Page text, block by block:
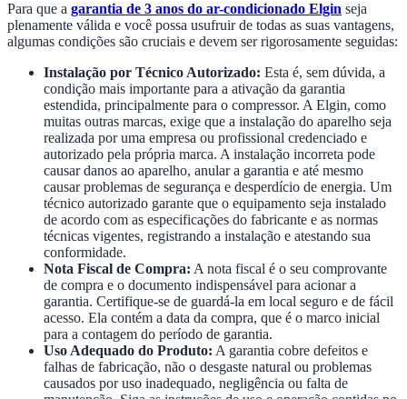
Para que a garantia de 3 anos do ar-condicionado Elgin seja
plenamente válida e você possa usufruir de todas as suas vantagens,
algumas condições são cruciais e devem ser rigorosamente seguidas:
Instalação por Técnico Autorizado: Esta é, sem dúvida, a
condição mais importante para a ativação da garantia
estendida, principalmente para o compressor. A Elgin, como
muitas outras marcas, exige que a instalação do aparelho seja
realizada por uma empresa ou profissional credenciado e
autorizado pela própria marca. A instalação incorreta pode
causar danos ao aparelho, anular a garantia e até mesmo
causar problemas de segurança e desperdício de energia. Um
técnico autorizado garante que o equipamento seja instalado
de acordo com as especificações do fabricante e as normas
técnicas vigentes, registrando a instalação e atestando sua
conformidade.
Nota Fiscal de Compra: A nota fiscal é o seu comprovante
de compra e o documento indispensável para acionar a
garantia. Certifique-se de guardá-la em local seguro e de fácil
acesso. Ela contém a data da compra, que é o marco inicial
para a contagem do período de garantia.
Uso Adequado do Produto: A garantia cobre defeitos e
falhas de fabricação, não o desgaste natural ou problemas
causados por uso inadequado, negligência ou falta de